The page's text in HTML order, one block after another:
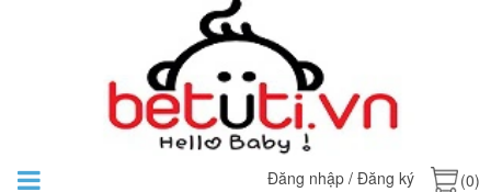
Đăng nhập / Đăng ký
(0)